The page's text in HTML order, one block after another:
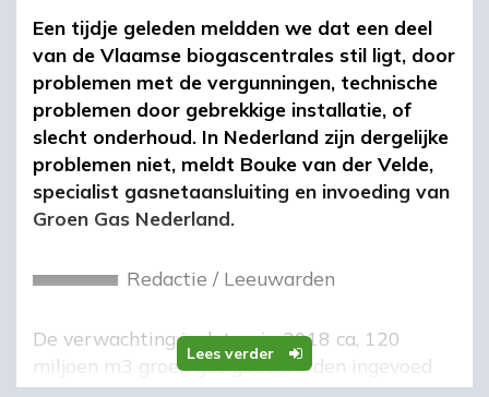
Lees verder
Een tijdje geleden meldden we dat een deel
van de Vlaamse biogascentrales stil ligt, door
problemen met de vergunningen, technische
problemen door gebrekkige installatie, of
slecht onderhoud. In Nederland zijn dergelijke
problemen niet, meldt Bouke van der Velde,
specialist gasnetaansluiting en invoeding van
Groen Gas Nederland.
Redactie / Leeuwarden
De verwachting is dat er in 2018 ca, 120
miljoen m3 groen gas gaat worden ingevoed
op het Nederlandse net. Er wordt op dit